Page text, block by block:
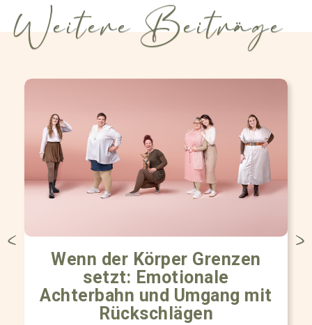
Weitere Beiträge
Wenn der Körper Grenzen
setzt: Emotionale
Achterbahn und Umgang mit
Rückschlägen